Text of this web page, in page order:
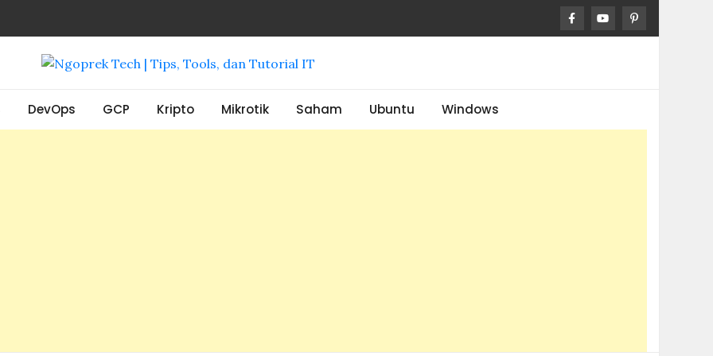
Tools, dan Tutorial IT
DevOps GCP Kripto Mikrotik Saham Ubuntu Windows